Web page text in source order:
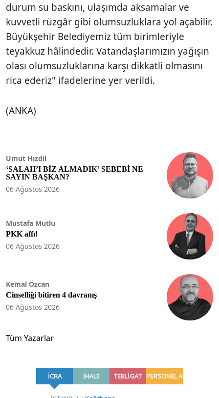
durum su baskını, ulaşımda aksamalar ve
kuvvetli rüzgâr gibi olumsuzluklara yol açabilir.
Büyükşehir Belediyemiz tüm birimleriyle
teyakkuz hâlindedir. Vatandaşlarımızın yağışın
olası olumsuzluklarına karşı dikkatli olmasını
rica ederiz" ifadelerine yer verildi.
(ANKA)
Umut Hızdil
‘SALAH’I BİZ ALMADIK’ SEBEBİ NE
SAYIN BAŞKAN?
06 Ağustos 2026
Mustafa Mutlu
PKK affı!
06 Ağustos 2026
Kemal Özcan
Cinselliği bitiren 4 davranış
06 Ağustos 2026
Tüm Yazarlar